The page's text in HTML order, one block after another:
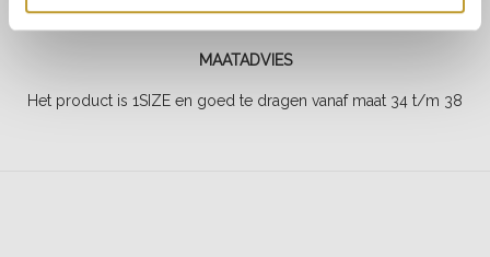
MAATADVIES
Het product is 1SIZE en goed te dragen vanaf maat 34 t/m 38